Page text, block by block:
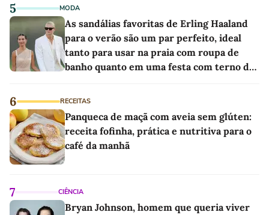
5 MODA
As sandálias favoritas de Erling Haaland
para o verão são um par perfeito, ideal
tanto para usar na praia com roupa de
banho quanto em uma festa com terno de
6 RECEITAS
Panqueca de maçã com aveia sem glúten:
receita fofinha, prática e nutritiva para o
café da manhã
7 CIÊNCIA
Bryan Johnson, homem que queria viver